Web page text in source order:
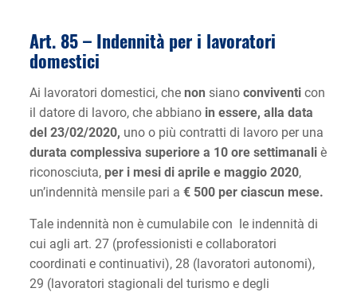
Art. 85 – Indennità per i lavoratori
domestici
Ai lavoratori domestici, che non siano conviventi con
il datore di lavoro, che abbiano in essere, alla data
del 23/02/2020, uno o più contratti di lavoro per una
durata complessiva superiore a 10 ore settimanali è
riconosciuta, per i mesi di aprile e maggio 2020,
un’indennità mensile pari a € 500 per ciascun mese.
Tale indennità non è cumulabile con le indennità di
cui agli art. 27 (professionisti e collaboratori
coordinati e continuativi), 28 (lavoratori autonomi),
29 (lavoratori stagionali del turismo e degli